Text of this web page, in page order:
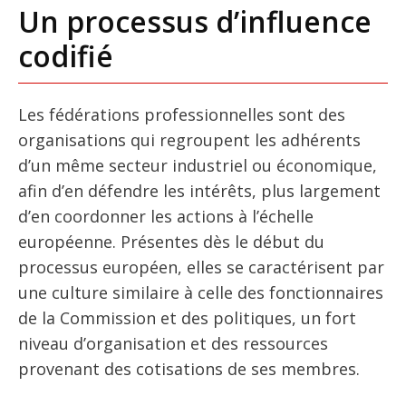
Un processus d’influence
codifié
Les fédérations professionnelles sont des
organisations qui regroupent les adhérents
d’un même secteur industriel ou économique,
afin d’en défendre les intérêts, plus largement
d’en coordonner les actions à l’échelle
européenne. Présentes dès le début du
processus européen, elles se caractérisent par
une culture similaire à celle des fonctionnaires
de la Commission et des politiques, un fort
niveau d’organisation et des ressources
provenant des cotisations de ses membres.